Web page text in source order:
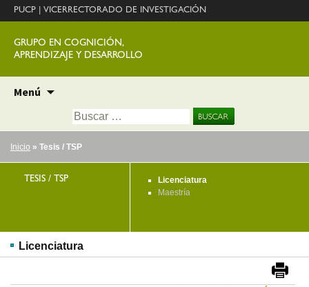
PUCP VICERRECTORADO DE INVESTIGACIÓN
GRUPO EN COGNICIÓN,
APRENDIZAJE Y DESARROLLO
Menú
contenido
Buscar:
Inicio » Tesis / TSP
TESIS / TSP
Licenciatura
Maestría
Licenciatura